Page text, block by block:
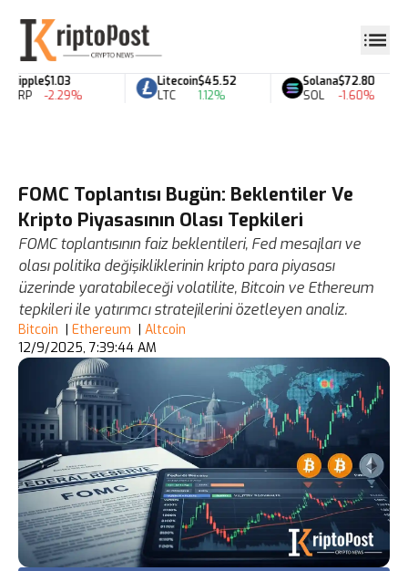
Ripple
XRP
$1.03
-2.29%
Litecoin
LTC
$45.52
1.12%
Solana
SOL
$72.80
-1.60%
FOMC Toplantısı Bugün: Beklentiler Ve
Kripto Piyasasının Olası Tepkileri
FOMC toplantısının faiz beklentileri, Fed mesajları ve
olası politika değişikliklerinin kripto para piyasası
üzerinde yaratabileceği volatilite, Bitcoin ve Ethereum
tepkileri ile yatırımcı stratejilerini özetleyen analiz.
Bitcoin | Ethereum | Altcoin
12/9/2025, 7:39:44 AM